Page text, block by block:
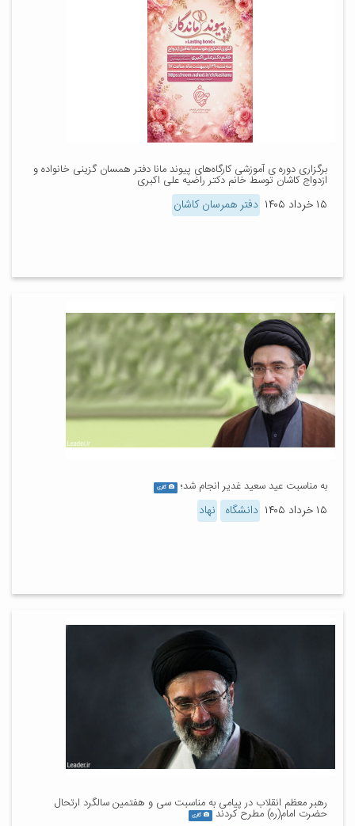
برگزاری دوره ی آموزشی کارگاه‌های پیوند مانا دفتر همسان گزینی خانواده و
ازدواج کاشان توسط خانم دکتر راضیه علی اکبری
۱۵ خرداد ۱۴۰۵ دفتر همرسان کاشان
به مناسبت عید سعید غدیر انجام شد؛ گالری
۱۵ خرداد ۱۴۰۵ دانشگاه نهاد
رهبر معظم انقلاب در پیامی به مناسبت سی و هفتمین سالگرد ارتحال
حضرت امام(ره) مطرح کردند گالری